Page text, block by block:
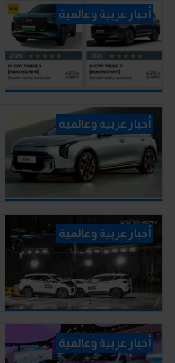
أخبار عربية وعالمية
أخبار عربية وعالمية
أخبار عربية وعالمية
أخبار عربية وعالمية